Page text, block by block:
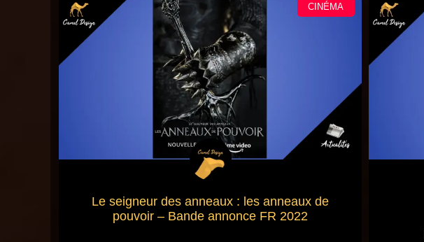
CINÉMA
Le seigneur des anneaux : les anneaux de
pouvoir – Bande annonce FR 2022